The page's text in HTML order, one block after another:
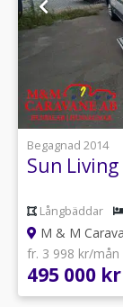
Begagnad 2014
Sun Living
Långbäddar
M & M
fr. 3 998 kr/mån
495 000 kr